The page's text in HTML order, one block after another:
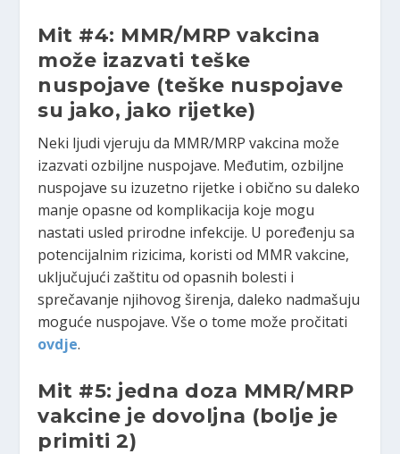
Mit #4: MMR/MRP vakcina
može izazvati teške
nuspojave (teške nuspojave
su jako, jako rijetke)
Neki ljudi vjeruju da MMR/MRP vakcina može
izazvati ozbiljne nuspojave. Međutim, ozbiljne
nuspojave su izuzetno rijetke i obično su daleko
manje opasne od komplikacija koje mogu
nastati usled prirodne infekcije. U poređenju sa
potencijalnim rizicima, koristi od MMR vakcine,
uključujući zaštitu od opasnih bolesti i
sprečavanje njihovog širenja, daleko nadmašuju
moguće nuspojave. Vše o tome može pročitati
ovdje.
Mit #5: jedna doza MMR/MRP
vakcine je dovoljna (bolje je
primiti 2)